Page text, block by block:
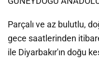
Parçalı ve az bulutlu,
gece saatlerinden
ile Diyarbakır'ın doğu